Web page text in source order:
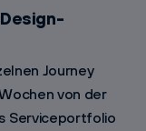
Journey
von der
Serviceportfolio